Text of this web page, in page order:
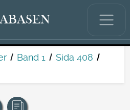
Band 1
Sida 408